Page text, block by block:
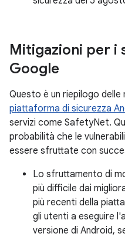
Mitigazioni per i
Google
Questo è un riepilogo
piattaforma di sicurezza
servizi come SafetyNet.
probabilità che le
essere sfruttate con
Lo sfruttamento di
più difficile dai
più recenti della
gli utenti a eseguire
versione di Android,